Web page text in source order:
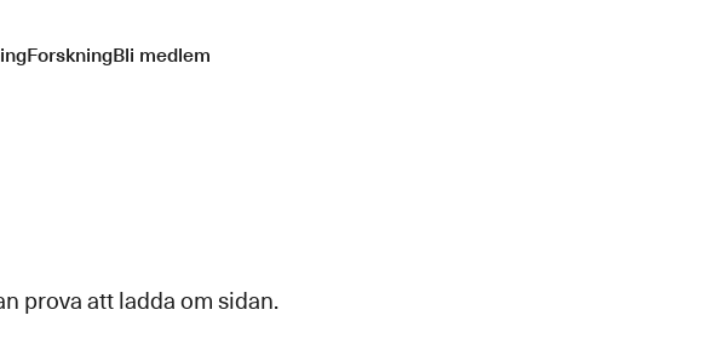
ForskningBli medlem
prova att ladda om sidan.